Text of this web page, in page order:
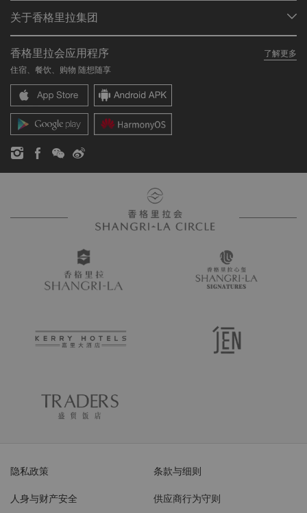
餐厅与酒吧
加入香格里拉会
常见问题
联络我们
关于香格里拉集团
我们的酒店品牌
香格里拉中心
香格里拉公寓
联系方式
职业发展
企业社会责任
新闻稿
香格里拉会应用程序
了解更多
住宿、餐饮、购物 随想随享
隐私政策 条款与细则
人身与财产安全 供应商行为守则